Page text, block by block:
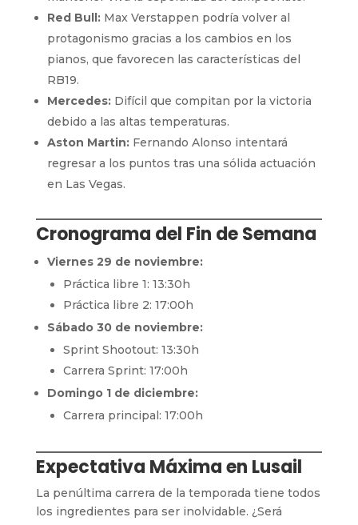
Red Bull:Max Verstappen podría volver al
protagonismo gracias a los cambios en los
pianos, que favorecen las características del
RB19.
Mercedes:Difícil que compitan por la victoria
debido a las altas temperaturas.
Aston Martin:Fernando Alonso intentará
regresar a los puntos tras una sólida actuación
en Las Vegas.
Cronograma del Fin de Semana
Viernes 29 de noviembre:
Práctica libre 1: 13:30h
Práctica libre 2: 17:00h
Sábado 30 de noviembre:
Sprint Shootout: 13:30h
Carrera Sprint: 17:00h
Domingo 1 de diciembre:
Carrera principal: 17:00h
Expectativa Máxima en Lusail
La penúltima carrera de la temporada tiene todos
los ingredientes para ser inolvidable. ¿Será